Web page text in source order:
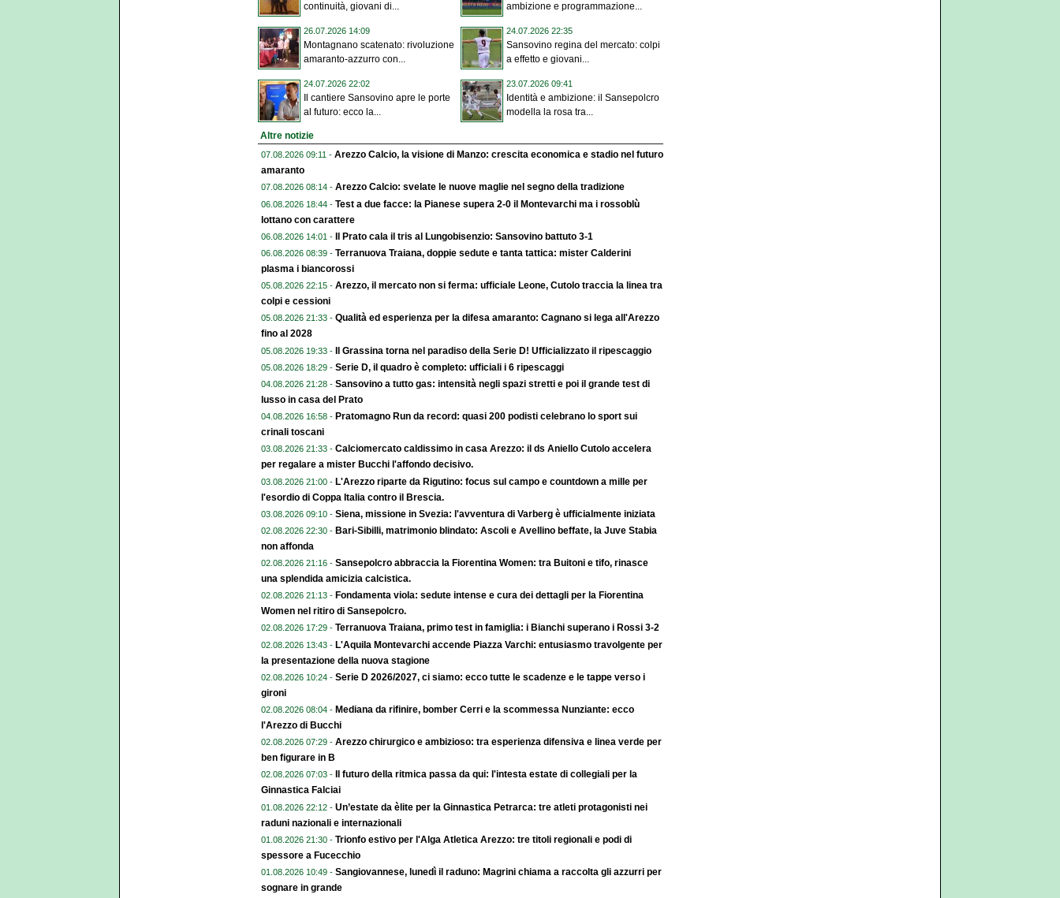
continuità, giovani di...
ambizione e programmazione...
26.07.2026 14:09
Montagnano scatenato: rivoluzione
amaranto-azzurro con...
24.07.2026 22:35
Sansovino regina del mercato: colpi
a effetto e giovani...
24.07.2026 22:02
Il cantiere Sansovino apre le porte
al futuro: ecco la...
23.07.2026 09:41
Identità e ambizione: il Sansepolcro
modella la rosa tra...
Altre notizie
07.08.2026 09:11 - Arezzo Calcio, la visione di Manzo: crescita economica e stadio nel futuro
amaranto
07.08.2026 08:14 - Arezzo Calcio: svelate le nuove maglie nel segno della tradizione
06.08.2026 18:44 - Test a due facce: la Pianese supera 2-0 il Montevarchi ma i rossoblù
lottano con carattere
06.08.2026 14:01 - Il Prato cala il tris al Lungobisenzio: Sansovino battuto 3-1
06.08.2026 08:39 - Terranuova Traiana, doppie sedute e tanta tattica: mister Calderini
plasma i biancorossi
05.08.2026 22:15 - Arezzo, il mercato non si ferma: ufficiale Leone, Cutolo traccia la linea tra
colpi e cessioni
05.08.2026 21:33 - Qualità ed esperienza per la difesa amaranto: Cagnano si lega all'Arezzo
fino al 2028
05.08.2026 19:33 - Il Grassina torna nel paradiso della Serie D! Ufficializzato il ripescaggio
05.08.2026 18:29 - Serie D, il quadro è completo: ufficiali i 6 ripescaggi
04.08.2026 21:28 - Sansovino a tutto gas: intensità negli spazi stretti e poi il grande test di
lusso in casa del Prato
04.08.2026 16:58 - Pratomagno Run da record: quasi 200 podisti celebrano lo sport sui
crinali toscani
03.08.2026 21:33 - Calciomercato caldissimo in casa Arezzo: il ds Aniello Cutolo accelera
per regalare a mister Bucchi l'affondo decisivo.
03.08.2026 21:00 - L'Arezzo riparte da Rigutino: focus sul campo e countdown a mille per
l'esordio di Coppa Italia contro il Brescia.
03.08.2026 09:10 - Siena, missione in Svezia: l'avventura di Varberg è ufficialmente iniziata
02.08.2026 22:30 - Bari-Sibilli, matrimonio blindato: Ascoli e Avellino beffate, la Juve Stabia
non affonda
02.08.2026 21:16 - Sansepolcro abbraccia la Fiorentina Women: tra Buitoni e tifo, rinasce
una splendida amicizia calcistica.
02.08.2026 21:13 - Fondamenta viola: sedute intense e cura dei dettagli per la Fiorentina
Women nel ritiro di Sansepolcro.
02.08.2026 17:29 - Terranuova Traiana, primo test in famiglia: i Bianchi superano i Rossi 3-2
02.08.2026 13:43 - L'Aquila Montevarchi accende Piazza Varchi: entusiasmo travolgente per
la presentazione della nuova stagione
02.08.2026 10:24 - Serie D 2026/2027, ci siamo: ecco tutte le scadenze e le tappe verso i
gironi
02.08.2026 08:04 - Mediana da rifinire, bomber Cerri e la scommessa Nunziante: ecco
l'Arezzo di Bucchi
02.08.2026 07:29 - Arezzo chirurgico e ambizioso: tra esperienza difensiva e linea verde per
ben figurare in B
02.08.2026 07:03 -
Il futuro della ritmica passa da qui: l'intesta estate di collegiali per la
Ginnastica Falciai
01.08.2026 22:12 - Un’estate da èlite per la Ginnastica Petrarca: tre atleti protagonisti nei
raduni nazionali e internazionali
01.08.2026 21:30 - Trionfo estivo per l'Alga Atletica Arezzo: tre titoli regionali e podi di
spessore a Fucecchio
01.08.2026 10:49 - Sangiovannese, lunedì il raduno: Magrini chiama a raccolta gli azzurri per
sognare in grande